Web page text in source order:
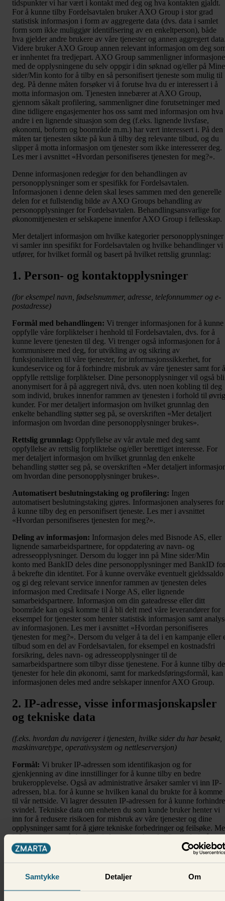
Samtykke Detaljer Om
tidspunkter vi har vært i kontakt med deg og hva kontakten gjaldt.
For å kunne tilby Fordelsavtalen bruker AXO Group i stor grad
statistisk informasjon i form av aggregerte data (dvs. data i samlet
form som ikke muliggjør identifisering av en enkeltperson), både
hva gjelder andre brukere av våre tjenester og annen aggregert
Videre bruker AXO Group annen relevant informasjon om deg
er innhentet fra tredjepart. AXO Group sammenligner
med de opplysningene du selv oppgir i din søknad og/eller på Mine
sider/Min konto for å tilby en så personifisert tjeneste som mulig til
deg. På denne måten forsøker vi å forutse hva du er interessert i å
motta informasjon om. Tjenesten innebærer at AXO Group,
gjennom såkalt profilering, sammenligner dine forutsetninger med
dine tidligere engasjementer hos oss samt med informasjon om hva
andre i en lignende situasjon som deg (f.eks. lignende livsfase,
økonomi, boform og boområde m.m.) har vært interessert i. På den
måten tar tjenesten sikte på kun å tilby deg relevante tilbud, og du
slipper å motta informasjon om tjenester som ikke interesserer deg.
Les mer i avsnittet «Hvordan personifiseres tjenesten for meg?».
Denne informasjonen redegjør for den behandlingen av
personopplysninger som er spesifikk for Fordelsavtalen.
Informasjonen i denne delen skal leses sammen med den generelle
delen for et fullstendig bilde av AXO Groups behandling av
personopplysninger for Fordelsavtalen. Behandlingsansvarlige for
økonomitjenesten er selskapene innenfor AXO Group i fellesskap.
Mer detaljert informasjon om hvilke kategorier personopplysninger
vi samler inn spesifikt for Fordelsavtalen og hvilke behandlinger vi
utfører, for hvilket formål og basert på hvilket rettslig grunnlag:
1. Person- og kontaktopplysninger
(for eksempel navn, fødselsnummer, adresse, telefonnummer og e-
postadresse)
Formål med behandlingen: Vi trenger informasjonen for å kunne
oppfylle våre forpliktelser i henhold til Fordelsavtalen, dvs. for å
kunne levere tjenesten til deg. Vi trenger også informasjonen for å
kommunisere med deg, for utvikling av og sikring av
funksjonaliteten til våre tjenester, for informasjonssikkerhet, for
kundeservice og for å forhindre misbruk av våre tjenester samt for å
oppfylle rettslige forpliktelser. Dine personopplysninger vil også bli
anonymisert for å på aggregert nivå, dvs. uten noen kobling til deg
som individ, brukes innenfor rammen av tjenesten i forhold til
kunder. For mer detaljert informasjon om hvilket grunnlag den
enkelte behandling støtter seg på, se overskriften «Mer detaljert
informasjon om hvordan dine personopplysninger brukes».
Rettslig grunnlag: Oppfyllelse av vår avtale med deg samt
oppfyllelse av rettslig forpliktelse og/eller berettiget interesse. For
mer detaljert informasjon om hvilket grunnlag den enkelte
behandling støtter seg på, se overskriften «Mer detaljert
om hvordan dine personopplysninger brukes».
Automatisert beslutningstaking og profilering: Ingen
automatisert beslutningstaking gjøres. Informasjonen analyseres for
å kunne tilby deg en personifisert tjeneste. Les mer i avsnittet
«Hvordan personifiseres tjenesten for meg?».
Deling av informasjon: Informasjon deles med Bisnode AS, eller
lignende samarbeidspartnere, for oppdatering av navn- og
adresseopplysninger. Dersom du logger inn på Mine sider/Min
konto med BankID deles dine personopplysninger med BankID for
å bekrefte din identitet. For å kunne overvåke eventuelt gjeldssaldo
og gi deg relevant service innenfor rammen av tjenesten deles
informasjon med Creditsafe i Norge AS, eller lignende
samarbeidspartnere. Informasjon om din gateadresse eller ditt
boområde kan også komme til å bli delt med våre leverandører for
eksempel for tjenester som henter statistisk informasjon samt
av informasjonen. Les mer i avsnittet «Hvordan personifiseres
tjenesten for meg?». Dersom du velger å ta del i en kampanje eller
tilbud som en del av Fordelsavtalen, for eksempel en kostnadsfri
forsikring, deles navn- og adresseopplysninger til de
samarbeidspartnere som tilbyr disse tjenestene. For å kunne tilby
tjenester for hele din økonomi, samt for markedsføringsformål, kan
informasjonen deles med andre selskaper innenfor AXO Group.
2. IP-adresse, visse informasjonskapsler
og tekniske data
(f.eks. hvordan du navigerer i tjenesten, hvilke sider du har besøkt,
maskinvaretype, operativsystem og nettleserversjon)
Formål: Vi bruker IP-adressen som identifikasjon og for
gjenkjenning av dine innstillinger for å kunne tilby en bedre
brukeropplevelse. Også av administrative årsaker samler vi inn IP-
adressen, bl.a. for å kunne se hvilken kanal du brukte for å komme
til vår nettside. Vi lagrer dessuten IP-adressen for å kunne forhindre
svindel. Tekniske data om enheten du som kunde bruker henter vi
inn for å redusere risikoen for misbruk av våre tjenester og dine
opplysninger samt for å gjøre tekniske forbedringer og feilsøke.
informasjon om vår bruk av informasjonskapsler finner du i vår
informasjonskapselpolicy
vedrørende IP-adresser og ditt samtykke i forhold til
informasjonskapsler på den måten som angis i vår
informasjonskapselpolicy.